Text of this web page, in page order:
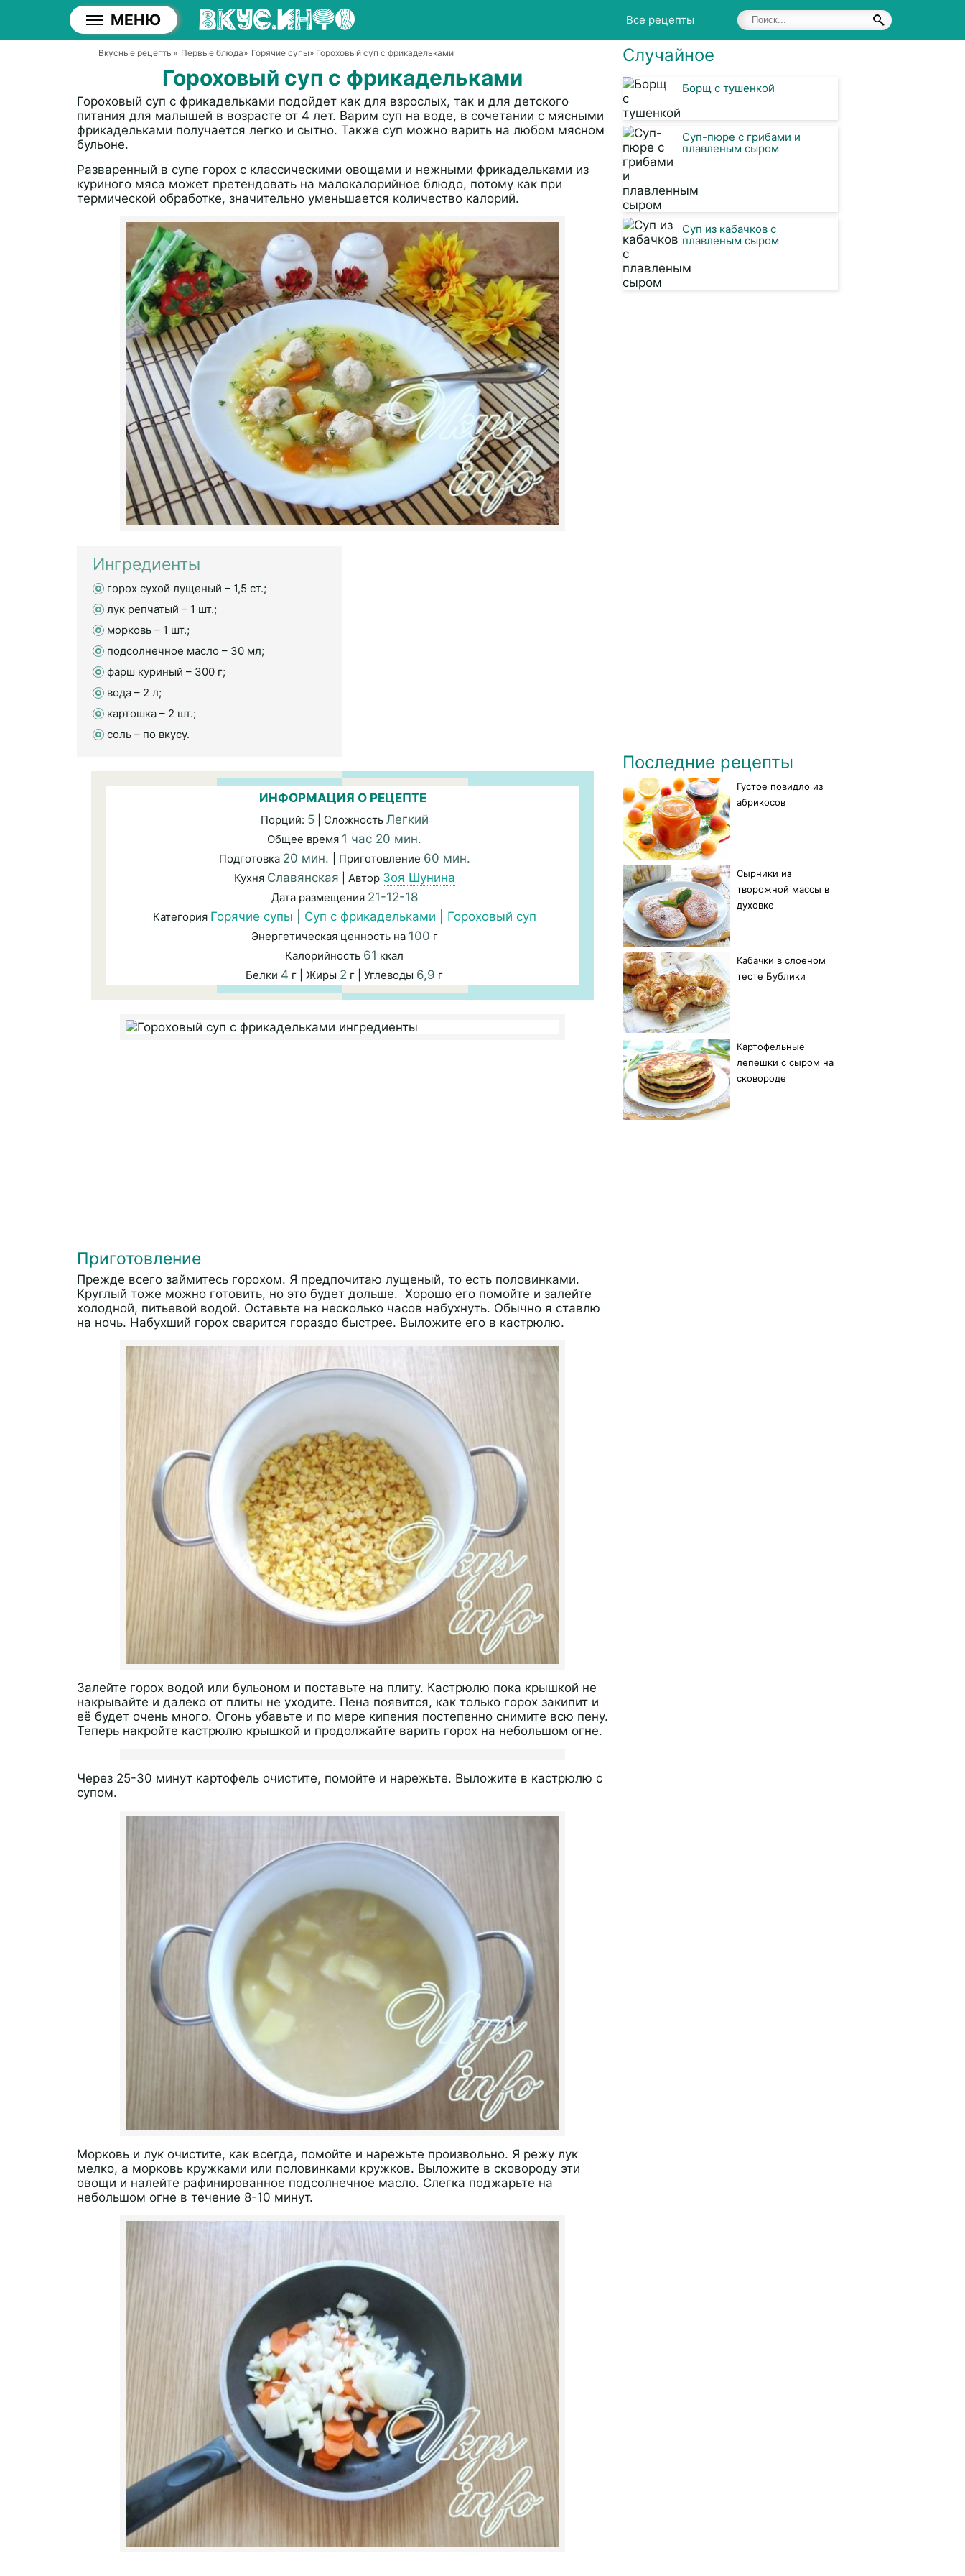
МЕНЮ Все рецепты
Вкусные рецепты» Первые блюда» Горячие супы» Гороховый суп с фрикадельками
Гороховый суп с фрикадельками
Гороховый суп с фрикадельками подойдет как для взрослых, так и для детского
питания для малышей в возрасте от 4 лет. Варим суп на воде, в сочетании с мясными
фрикадельками получается легко и сытно. Также суп можно варить на любом мясном
бульоне.
Разваренный в супе горох с классическими овощами и нежными фрикадельками из
куриного мяса может претендовать на малокалорийное блюдо, потому как при
термической обработке, значительно уменьшается количество калорий.
Ингредиенты
горох сухой лущеный – 1,5 ст.;
лук репчатый – 1 шт.;
морковь – 1 шт.;
подсолнечное масло – 30 мл;
фарш куриный – 300 г;
вода – 2 л;
картошка – 2 шт.;
соль – по вкусу.
ИНФОРМАЦИЯ О РЕЦЕПТЕ
Порций: 5| Сложность Легкий
Общее время 1 час 20 мин.
Подготовка 20 мин. | Приготовление 60 мин.
Кухня Славянская | Автор Зоя Шунина
Дата размещения 21-12-18
Категория Горячие супы Суп с фрикадельками Гороховый суп
Энергетическая ценность на 100 г
Калорийность 61 ккал
Белки 4 г | Жиры 2 г | Углеводы 6,9 г
Приготовление
Прежде всего займитесь горохом. Я предпочитаю лущеный, то есть половинками.
Круглый тоже можно готовить, но это будет дольше. Хорошо его помойте и залейте
холодной, питьевой водой. Оставьте на несколько часов набухнуть. Обычно я ставлю
на ночь. Набухший горох сварится гораздо быстрее. Выложите его в кастрюлю.
Залейте горох водой или бульоном и поставьте на плиту. Кастрюлю пока крышкой не
накрывайте и далеко от плиты не уходите. Пена появится, как только горох закипит и
её будет очень много. Огонь убавьте и по мере кипения постепенно снимите всю пену.
Теперь накройте кастрюлю крышкой и продолжайте варить горох на небольшом огне.
Через 25-30 минут картофель очистите, помойте и нарежьте. Выложите в кастрюлю с
супом.
Морковь и лук очистите, как всегда, помойте и нарежьте произвольно. Я режу лук
мелко, а морковь кружками или половинками кружков. Выложите в сковороду эти
овощи и налейте рафинированное подсолнечное масло. Слегка поджарьте на
небольшом огне в течение 8-10 минут.
Случайное
Борщ с тушенкой
Суп-пюре с грибами и
плавленым сыром
Суп из кабачков с
плавленым сыром
Последние рецепты
Густое повидло из
абрикосов
Сырники из
творожной массы в
духовке
Кабачки в слоеном
тесте Бублики
Картофельные
лепешки с сыром на
сковороде